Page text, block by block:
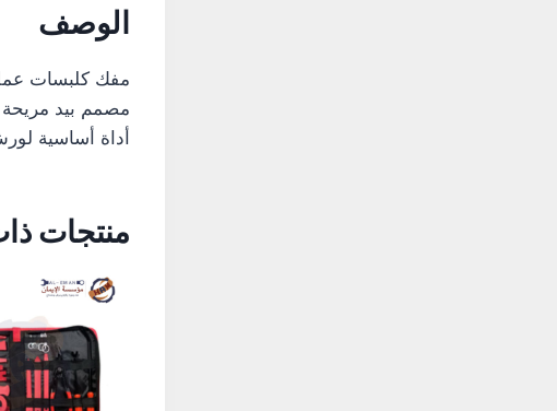
الوصف
مفك كلبسات عملي
مصمم بيد مريحة
أداة أساسية لورش
منتجات